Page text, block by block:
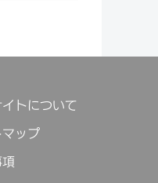
トについて
ップ